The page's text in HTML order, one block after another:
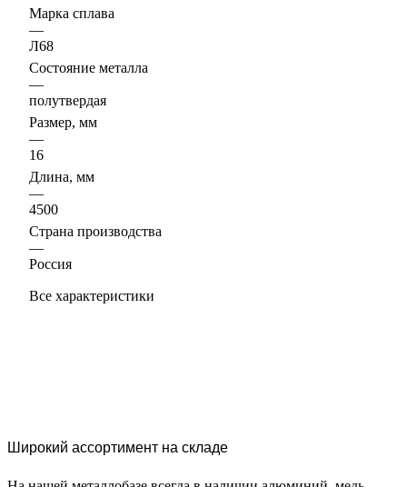
Марка сплава
—
Л68
Состояние металла
—
полутвердая
Размер, мм
—
16
Длина, мм
—
4500
Страна производства
—
Россия
Все характеристики
Широкий ассортимент на складе